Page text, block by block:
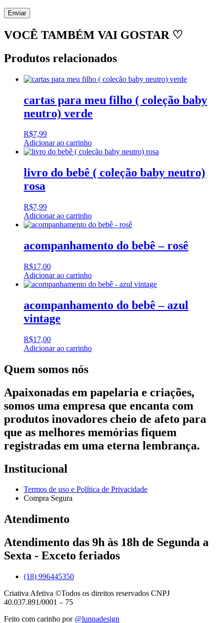
VOCÊ TAMBÉM VAI GOSTAR ♡
Produtos relacionados
cartas para meu filho ( coleção baby
neutro) verde
R$7,99
Adicionar ao carrinho
livro do bebê ( coleção baby neutro)
rosa
R$7,99
Adicionar ao carrinho
acompanhamento do bebê – rosê
R$17,00
Adicionar ao carrinho
acompanhamento do bebê – azul
vintage
R$17,00
Adicionar ao carrinho
Quem somos nós
Apaixonadas em papelaria e criações,
somos uma empresa que encanta com
produtos inovadores cheio de afeto para
que as melhores memórias fiquem
registradas em uma eterna lembrança.
Institucional
Termos de uso e Política de Privacidade
Compra Segura
Atendimento
Atendimento das 9h às 18h de Segunda a
Sexta - Exceto feriados
(18) 996445350
Criativa Afetiva ©Todos os direitos reservados CNPJ
40.037.891/0001 – 75
Feito com carinho por @lunnadesign